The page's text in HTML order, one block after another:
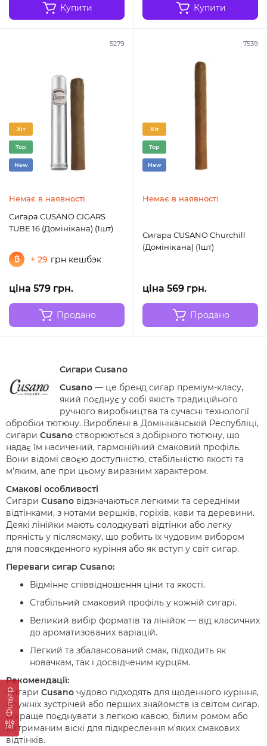
Фільтр
Купити Купити
5279
Хіт
Top
New
Немає в наявності
Сигара CUSANO CIGARS
TUBE 16 (Домінікана) (1шт)
+ 29 грн кешбэк
ціна 579 грн.
Продано
7539
Хіт
Top
New
Немає в наявності
Сигара CUSANO Сhurchill
(Домінікана) (1шт)
ціна 569 грн.
Продано
Сигари Cusano
Cusano — це бренд сигар преміум-класу,
який поєднує у собі якість традиційного
ручного виробництва та сучасні технології
обробки тютюну. Вироблені в Домініканській Республіці,
сигари Cusano створюються з добірного тютюну, що
надає їм насичений, гармонійний смаковий профіль.
Вони відомі своєю доступністю, стабільністю якості та
м'яким, але при цьому виразним характером.
Смакові особливості
Сигари Cusano відзначаються легкими та середніми
відтінками, з нотами вершків, горіхів, кави та деревини.
Деякі лінійки мають солодкуваті відтінки або легку
пряність у післясмаку, що робить їх чудовим вибором
для повсякденного куріння або як вступ у світ сигар.
Переваги сигар Cusano:
Відмінне співвідношення ціни та якості.
Стабільний смаковий профіль у кожній сигарі.
Великий вибір форматів та лінійок — від класичних
до ароматизованих варіацій.
Легкий та збалансований смак, підходить як
новачкам, так і досвідченим курцям.
Рекомендації:
Сигари Cusano чудово підходять для щоденного куріння,
дружніх зустрічей або перших знайомств із світом сигар.
Їх краще поєднувати з легкою кавою, білим ромом або
витриманим віскі для підкреслення м'яких смакових
відтінків.